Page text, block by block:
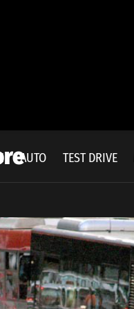
AUTO TEST DRIVE